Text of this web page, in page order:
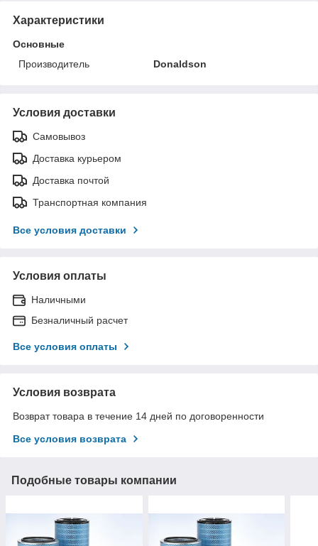
Характеристики
Основные
Производитель
Donaldson
Условия доставки
Самовывоз
Доставка курьером
Доставка почтой
Транспортная компания
Все условия доставки
Условия оплаты
Наличными
Безналичный расчет
Все условия оплаты
Условия возврата
Возврат товара в течение 14 дней по договоренности
Все условия возврата
Подобные товары компании